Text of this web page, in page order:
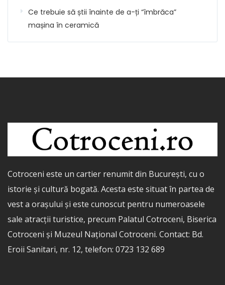
Ce trebuie să știi înainte de a-ți “îmbrăca”
mașina în ceramică
Cotroceni este un cartier renumit din București, cu o
istorie și cultură bogată. Acesta este situat în partea de
vest a orașului și este cunoscut pentru numeroasele
sale atracții turistice, precum Palatul Cotroceni, Biserica
Cotroceni și Muzeul Național Cotroceni. Contact: Bd.
Eroii Sanitari, nr. 12, telefon: 0723 132 689